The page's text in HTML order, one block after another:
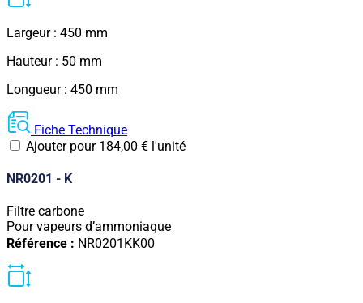
Largeur : 450 mm
Hauteur : 50 mm
Longueur : 450 mm
Fiche Technique
Ajouter pour 184,00 € l'unité
NR0201 - K
Filtre carbone
Pour vapeurs d’ammoniaque
Référence : NR0201KK00